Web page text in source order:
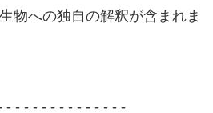
物への独自の解釈が含まれま
- - - - - - - - - - - - - -